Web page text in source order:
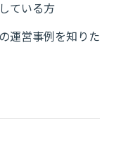
ている方
運営事例を知りた